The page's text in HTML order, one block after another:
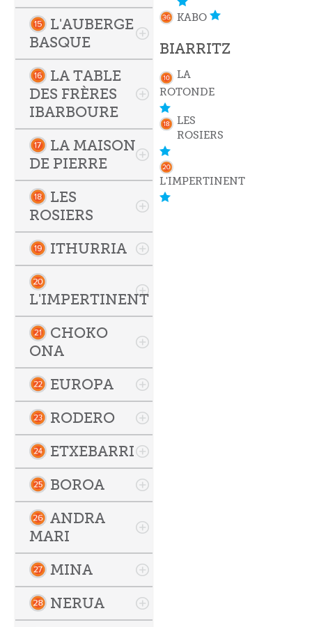
L'AUBERGE
BASQUE
LA TABLE
DES FRÈRES
IBARBOURE
LA MAISON
DE PIERRE
LES
ROSIERS
ITHURRIA
L'IMPERTINENT
CHOKO
ONA
EUROPA
RODERO
ETXEBARRI
BOROA
ANDRA
MARI
MINA
NERUA
KABO
BIARRITZ
LA
ROTONDE
LES
ROSIERS
L'IMPERTINENT